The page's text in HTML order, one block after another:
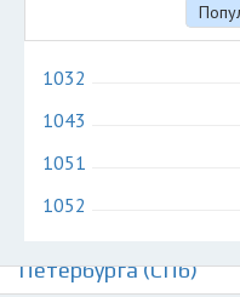
1032
1043
1051
1052
Петербурга (СПб)